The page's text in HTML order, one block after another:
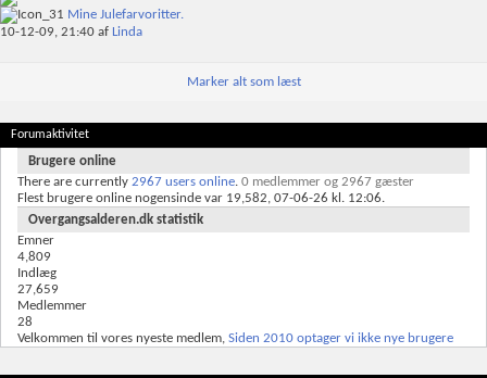
Mine Julefarvoritter.
10-12-09, 21:40 af Linda
Marker alt som læst
Forumaktivitet
Brugere online
There are currently 2967 users online. 0 medlemmer og 2967 gæster
Flest brugere online nogensinde var 19,582, 07-06-26 kl. 12:06.
Overgangsalderen.dk statistik
Emner
4,809
Indlæg
27,659
Medlemmer
28
Velkommen til vores nyeste medlem, Siden 2010 optager vi ikke nye brugere